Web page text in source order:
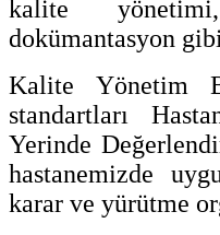
kalite
dokümantasyon
Kalite Yönetim
standartları
Yerinde
hastanemizde
karar ve yürütme